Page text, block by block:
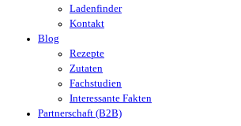
Ladenfinder
Kontakt
Blog
Rezepte
Zutaten
Fachstudien
Interessante Fakten
Partnerschaft (B2B)